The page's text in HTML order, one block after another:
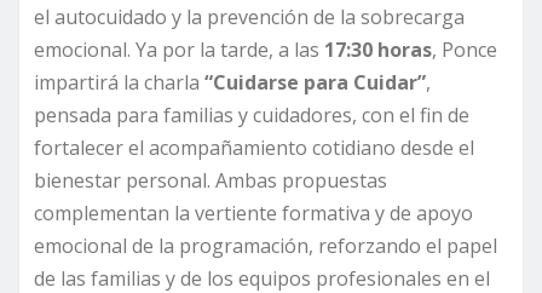
el autocuidado y la prevención de la sobrecarga
emocional. Ya por la tarde, a las 17:30 horas, Ponce
impartirá la charla “Cuidarse para Cuidar”,
pensada para familias y cuidadores, con el fin de
fortalecer el acompañamiento cotidiano desde el
bienestar personal. Ambas propuestas
complementan la vertiente formativa y de apoyo
emocional de la programación, reforzando el papel
de las familias y de los equipos profesionales en el